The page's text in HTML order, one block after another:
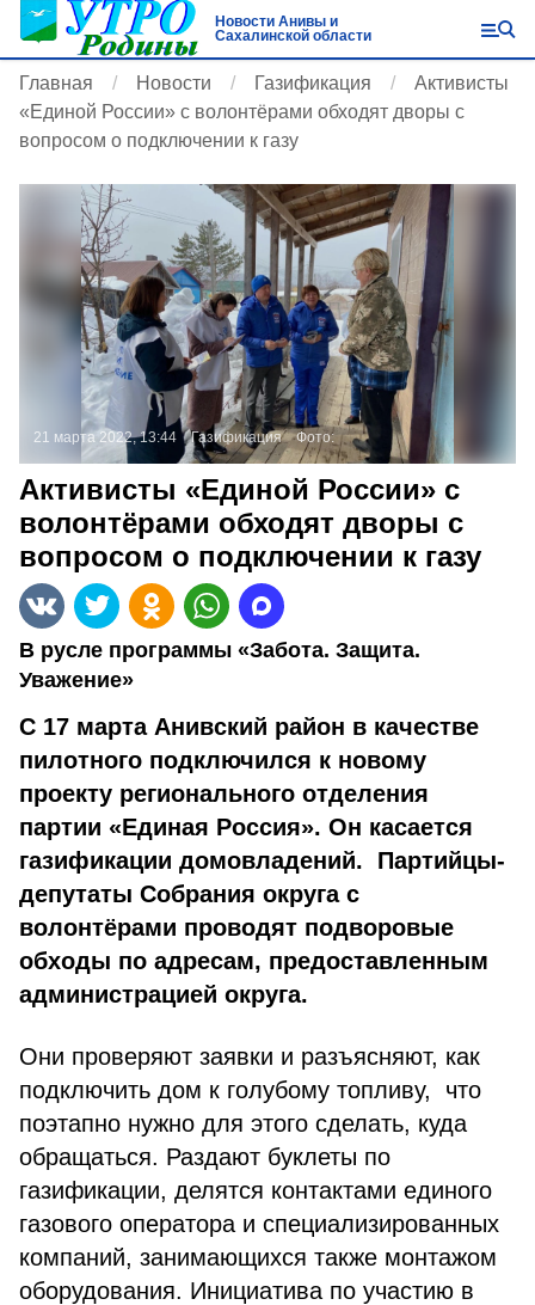
Новости Анивы и
Сахалинской области
Главная Новости Газификация
Активисты
«Единой России» с волонтёрами обходят дворы с
вопросом о подключении к газу
21 марта 2022, 13:44 Газификация Фото:
Активисты «Единой России» с
волонтёрами обходят дворы с
вопросом о подключении к газу
В русле программы «Забота. Защита.
Уважение»
С 17 марта Анивский район в качестве
пилотного подключился к новому
проекту регионального отделения
партии «Единая Россия». Он касается
газификации домовладений. Партийцы-
депутаты Собрания округа с
волонтёрами проводят подворовые
обходы по адресам, предоставленным
администрацией округа.
Они проверяют заявки и разъясняют, как
подключить дом к голубому топливу, что
поэтапно нужно для этого сделать, куда
обращаться. Раздают буклеты по
газификации, делятся контактами единого
газового оператора и специализированных
компаний, занимающихся также монтажом
оборудования. Инициатива по участию в